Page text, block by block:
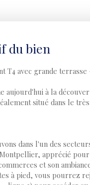
du bien
T4 avec grande terrasse
aujourd'hui à la
situé dans le
dans l'un des
apprécié
et son
à pied, vous pourrez